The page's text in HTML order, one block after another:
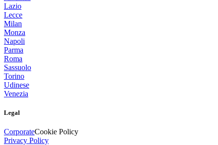
Lazio
Lecce
Milan
Monza
Napoli
Parma
Roma
Sassuolo
Torino
Udinese
Venezia
Legal
CorporateCookie Policy
Privacy Policy